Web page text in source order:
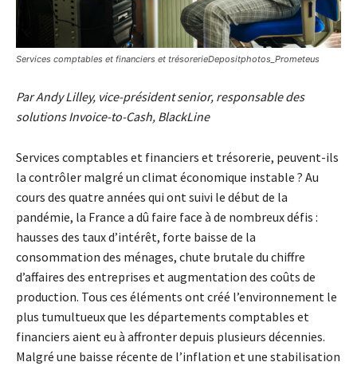
Services comptables et financiers et trésorerieDepositphotos_Prometeus
Par Andy Lilley, vice-président senior, responsable des
solutions Invoice-to-Cash, BlackLine
Services comptables et financiers et trésorerie, peuvent-ils
la contrôler malgré un climat économique instable ? Au
cours des quatre années qui ont suivi le début de la
pandémie, la France a dû faire face à de nombreux défis :
hausses des taux d’intérêt, forte baisse de la
consommation des ménages, chute brutale du chiffre
d’affaires des entreprises et augmentation des coûts de
production. Tous ces éléments ont créé l’environnement le
plus tumultueux que les départements comptables et
financiers aient eu à affronter depuis plusieurs décennies.
Malgré une baisse récente de l’inflation et une stabilisation